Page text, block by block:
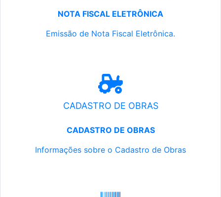
NOTA FISCAL ELETRÔNICA
Emissão de Nota Fiscal Eletrônica.
CADASTRO DE OBRAS
CADASTRO DE OBRAS
Informações sobre o Cadastro de Obras